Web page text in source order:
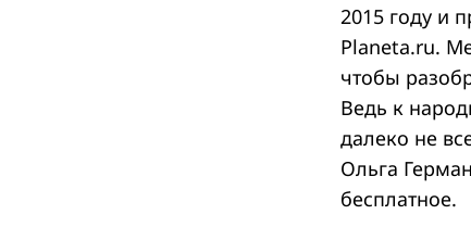
2015 году и
Planeta.ru.
чтобы
Ведь к
далеко не
Ольга
бесплатное.